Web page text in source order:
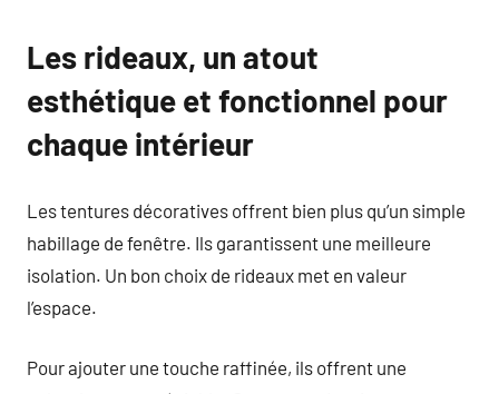
Les rideaux, un atout
esthétique et fonctionnel pour
chaque intérieur
Les tentures décoratives offrent bien plus qu’un simple
habillage de fenêtre. Ils garantissent une meilleure
isolation. Un bon choix de rideaux met en valeur
l’espace.
Pour ajouter une touche raffinée, ils offrent une